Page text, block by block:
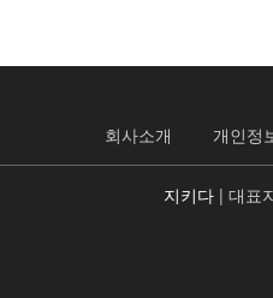
회사소개 개인정
지키다 | 대표